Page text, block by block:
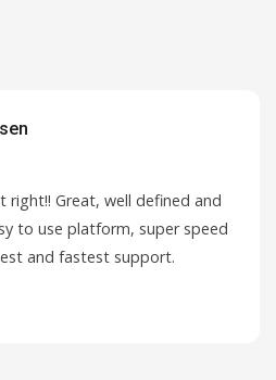
right!! Great, well defined and
to use platform, super speed
and fastest support.